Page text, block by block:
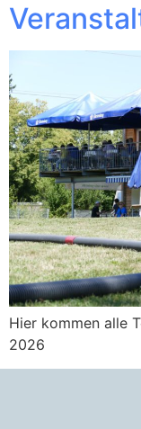
Hier kommen alle
2026